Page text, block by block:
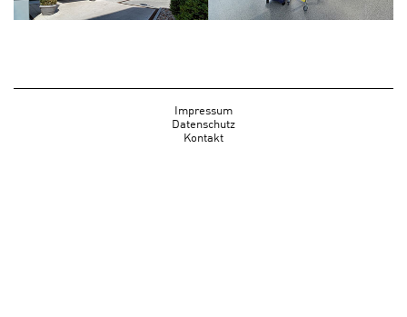
Impressum
Datenschutz
Kontakt